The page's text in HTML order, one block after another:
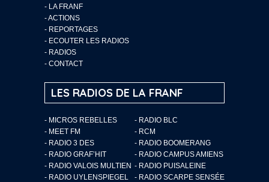
- LA FRANF
-ACTIONS
- REPORTAGES
- ECOUTER LES RADIOS
- RADIOS
- CONTACT
LES RADIOS DE LA FRANF
- MICROS REBELLES
- RADIO BLC
- MEET FM
- RCM
- RADIO 3 DES
- RADIO BOOMERANG
- RADIO GRAF’HIT
- RADIO CAMPUS AMIENS
- RADIO VALOIS MULTIEN - RADIO PUISALEINE
- RADIO UYLENSPIEGEL
- RADIO SCARPE SENSÉE